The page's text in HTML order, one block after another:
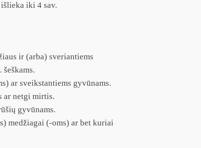
iki 4 sav.
ir (arba) sveriantiems
ar sveikstantiems gyvūnams.
ar netgi mirtis.
gyvūnams.
medžiagai (-oms) ar bet kuriai